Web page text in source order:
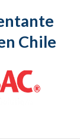
Chile